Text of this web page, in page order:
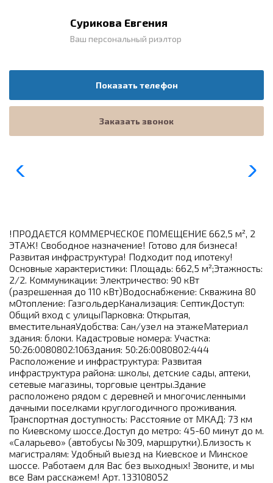
Сурикова Евгения
Ваш персональный риэлтор
Показать телефон
Заказать звонок
!ПРОДАЕТСЯ КОММЕРЧЕСКОЕ ПОМЕЩЕНИЕ 662,5 м², 2
ЭТАЖ! Свободное назначение! Готово для бизнеса!
Развитая инфраструктура! Подходит под ипотеку!
Основные характеристики: Площадь: 662,5 м²;Этажность:
2/2. Коммуникации: Электричество: 90 кВт
(разрешенная до 110 кВт)Водоснабжение: Скважина 80
мОтопление: ГазгольдерКанализация: СептикДоступ:
Общий вход с улицыПарковка: Открытая,
вместительнаяУдобства: Сан/узел на этажеМатериал
здания: блоки. Кадастровые номера: Участка:
50:26:0080802:106Здания: 50:26:0080802:444
Расположение и инфраструктура: Развитая
инфраструктура района: школы, детские сады, аптеки,
сетевые магазины, торговые центры.Здание
расположено рядом с деревней и многочисленными
дачными поселками круглогодичного проживания.
Транспортная доступность: Расстояние от МКАД: 73 км
по Киевскому шоссе.Доступ до метро: 45-60 минут до м.
«Саларьево» (автобусы №309, маршрутки).Близость к
магистралям: Удобный выезд на Киевское и Минское
шоссе. Работаем для Вас без выходных! Звоните, и мы
все Вам расскажем! Арт. 133108052